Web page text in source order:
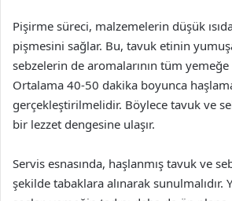
Pişirme süreci, malzemelerin düşük
pişmesini sağlar. Bu, tavuk etinin
sebzelerin de aromalarının tüm
Ortalama 40-50 dakika boyunca
gerçekleştirilmelidir. Böylece tavuk ve
bir lezzet dengesine ulaşır.
Servis esnasında, haşlanmış tavuk ve
şekilde tabaklara alınarak sunulmalıdır.